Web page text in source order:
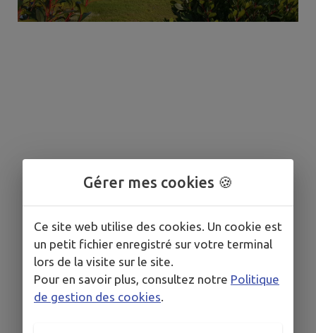
Gérer mes cookies 🍪
Ce site web utilise des cookies. Un cookie est
un petit fichier enregistré sur votre terminal
lors de la visite sur le site.
Pour en savoir plus, consultez notre Politique
de gestion des cookies.